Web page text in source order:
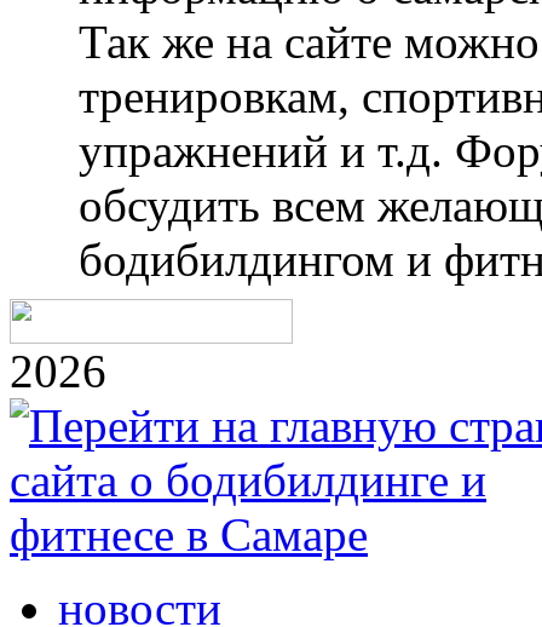
Так же на сайте
тренировкам,
упражнений и т.д.
обсудить всем
бодибилдингом и
2026
новости